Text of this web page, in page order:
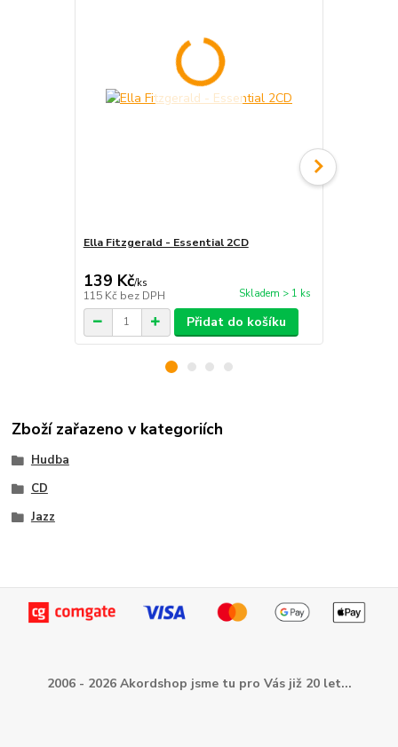
Ella Fitzgerald - Essential 2CD
139 Kč/ks
115 Kč bez DPH Skladem > 1 ks
Přidat do košíku
Zboží zařazeno v kategoriích
Hudba
CD
Jazz
2006 - 2026 Akordshop jsme tu pro Vás již 20 let...